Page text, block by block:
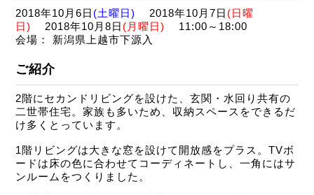
2018年10月6日 (土曜日) 2018年10月7日 (日曜
日)
2018年10月8日 (月曜日)
11:00～18:00
会場： 新潟県上越市下源入
ご紹介
2階にセカンドリビングを設けた、玄関・水回り共有の
二世帯住宅。家族も多いため、収納スペースをできるだ
け多くとっています。
1階リビングは大きな窓を設けて開放感をプラス。TVボ
ードは床の色に合わせてコーディネートし、一角にはサ
ンルームをつくりました。